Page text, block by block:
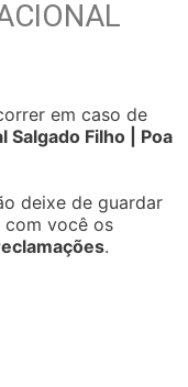
em caso de
Filho | Poa
deixe de guardar
com você os
.